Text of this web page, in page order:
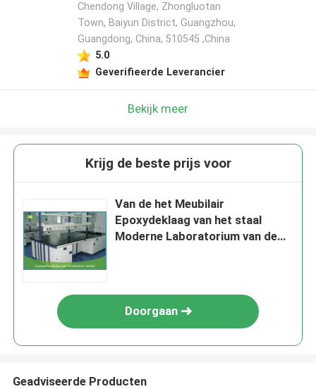
Chendong Village, Zhongluotan
Town, Baiyun District, Guangzhou,
Guangdong, China, 510545 ,China
5.0
Geverifieerde Leverancier
Bekijk meer
Krijg de beste prijs voor
Van de het Meubilair
Epoxydeklaag van het staal
Moderne Laboratorium van de
Doorgaan
Geadviseerde Producten